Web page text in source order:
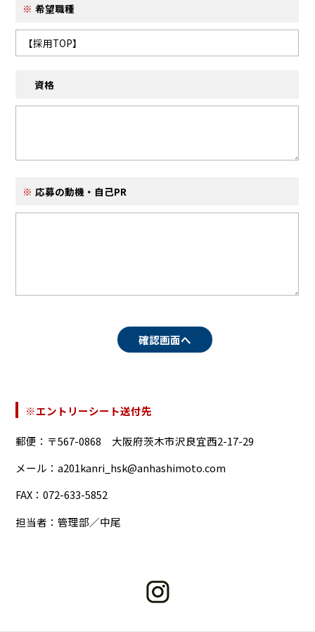
希望職種
資格
応募の動機・自己PR
※エントリーシート送付先
郵便：〒567-0868 大阪府茨木市沢良宜西2-17-29
メール：a201kanri_hsk@anhashimoto.com
FAX：072-633-5852
担当者：管理部／中尾